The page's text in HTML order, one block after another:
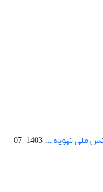
ملی تهویه ...
1403-07-